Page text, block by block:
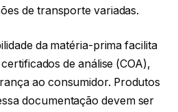
de transporte variadas.
da matéria-prima facilita
de análise (COA),
ao consumidor. Produtos
documentação devem ser